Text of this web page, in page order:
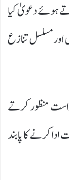
ہوئے دعویٰ کیا
مسلسل تنازع
کی درخواست منظور کرتے
کرنے کا پابند